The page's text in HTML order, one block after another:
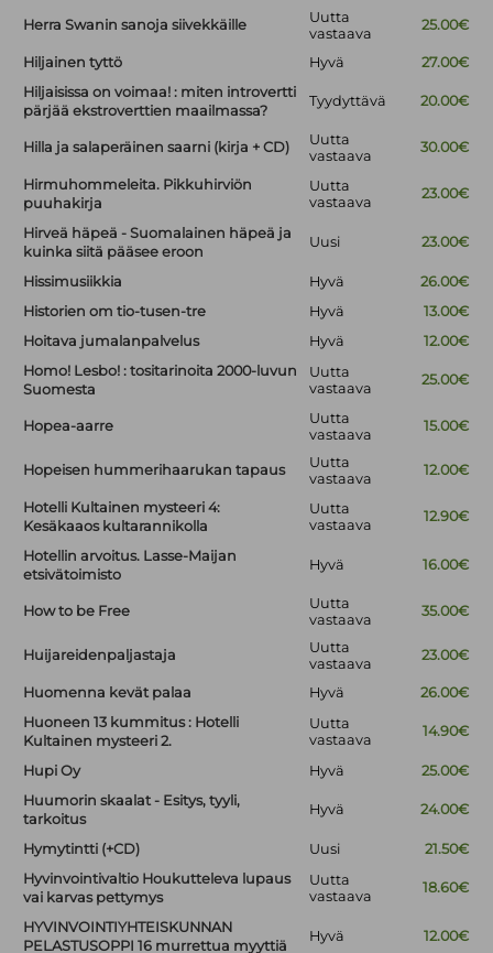
Herra Swanin sanoja siivekkäille
Uutta
vastaava
25.00€
Hiljainen tyttö Hyvä
27.00€
Hiljaisissa on voimaa! : miten introvertti
pärjää ekstroverttien maailmassa?
Tyydyttävä 20.00€
Hilla ja salaperäinen saarni (kirja + CD)
Uutta
vastaava
30.00€
Hirmuhommeleita. Pikkuhirviön
puuhakirja
Uutta
vastaava
23.00€
Hirveä häpeä - Suomalainen häpeä ja
kuinka siitä pääsee eroon
Uusi 23.00€
Hissimusiikkia Hyvä
26.00€
Historien om tio-tusen-tre
Hyvä
13.00€
Hoitava jumalanpalvelus
Hyvä
12.00€
Homo! Lesbo! : tositarinoita 2000-luvun
Suomesta
Uutta
vastaava
25.00€
Hopea-aarre
Uutta
vastaava
15.00€
Hopeisen hummerihaarukan tapaus
Uutta
vastaava
12.00€
Hotelli Kultainen mysteeri 4:
Kesäkaaos kultarannikolla
Uutta
vastaava
12.90€
Hotellin arvoitus. Lasse-Maijan
etsivätoimisto
Hyvä 16.00€
How to be Free
Uutta
vastaava
35.00€
Huijareidenpaljastaja
Uutta
vastaava
23.00€
Huomenna kevät palaa Hyvä
26.00€
Huoneen 13 kummitus : Hotelli
Kultainen mysteeri 2.
Uutta
vastaava
14.90€
Hupi Oy Hyvä
25.00€
Huumorin skaalat - Esitys, tyyli,
tarkoitus
Hyvä 24.00€
Hymytintti (+CD) Uusi
21.50€
Hyvinvointivaltio Houkutteleva lupaus
vai karvas pettymys
Uutta
vastaava
18.60€
HYVINVOINTIYHTEISKUNNAN
PELASTUSOPPI 16 murrettua myyttiä
Hyvä 12.00€